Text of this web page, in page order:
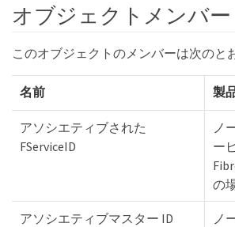
オブジェクトメンバー
このオブジェクトのメンバーは次のと
名前 製
アソシエティブされた
FServiceID
ノ
ー
の
アソシエティブマスター ID
ノ